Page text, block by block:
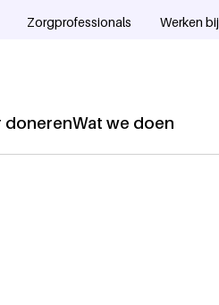
Zorgprofessionals Werken bij
donerenWat we doen